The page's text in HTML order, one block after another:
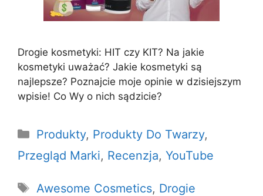
Drogie kosmetyki: HIT czy KIT? Na jakie
kosmetyki uważać? Jakie kosmetyki są
najlepsze? Poznajcie moje opinie w dzisiejszym
wpisie! Co Wy o nich sądzicie?
Kategorie
Produkty, Produkty Do Twarzy,
Przegląd Marki, Recenzja, YouTube
Tagi
Awesome Cosmetics, Drogie